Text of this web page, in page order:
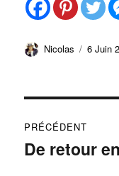
Auteur
Nicolas
Publié
6 Juin
de
PRÉCÉDENT
Publication
De retour